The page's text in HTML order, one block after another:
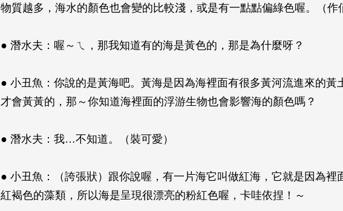
物質越多，海水的顏色也會變的比較淺，或是有一點點偏綠色喔。（作
● 潛水夫：喔～ㄟ，那我知道有的海是黃色的，那是為什麼呀？
● 小丑魚：你說的是黃海吧。黃海是因為海裡面有很多黃河流進來的黃
才會黃黃的，那～你知道海裡面的浮游生物也會影響海的顏色嗎？
● 潛水夫：我…不知道。（裝可愛）
● 小丑魚：（誇張狀）跟你說喔，有一片海它叫做紅海，它就是因為裡
紅褐色的藻類，所以海是呈現很漂亮的粉紅色喔，卡哇依捏！～